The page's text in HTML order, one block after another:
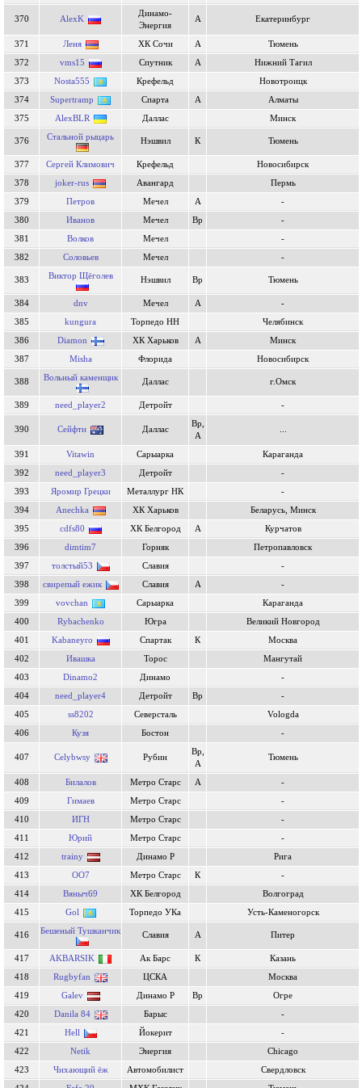
370 AlexK
Динамо-
Энергия
А Екатеринбург
371 Леня ХК Сочи А
Тюмень
372
vms15 Спутник А
Нижний Тагил
373
Nosta555 Крефельд
Новотроицк
374
Supertramp Спарта А
Алматы
375
AlexBLR Даллас Минск
376 Стальной рыцарь Нэшвил К Тюмень
377 Сергей Климович Крефельд
Новосибирск
378
joker-rus Авангард
Пермь
379
Петров Мечел А
-
380
Иванов Мечел Вр
-
381
Волков Мечел
-
382
Соловьев Мечел -
383 Виктор Щёголев Нэшвил Вр Тюмень
384 dnv Мечел А
-
385
kungura Торпедо НН
Челябинск
386
Diamon ХК Харьков А
Минск
387
Misha Флорида Новосибирск
388 Вольный каменщик Даллас г.Омск
389 need_player2 Детройт -
390 Сейфти Даллас
Вр,
А
391 Vitawin Сарыарка
Караганда
392
need_player3 Детройт
-
393
Яромир Грецки Металлург НК
-
394
Anechka ХК Харьков
Беларусь, Минск
395
cdfs80 ХК Белгород А
Курчатов
396
dimtim7 Горняк
Петропавловск
397
толстый53 Славия
-
398
свирепый ежик Славия А
-
399
vovchan Сарыарка
Караганда
400
Rybachenko Югра
Великий Новгород
401
Kabaneyro Спартак К
Москва
402
Ивaшка Торос
Мангутай
403
Dinamo2 Динамо
-
404
need_player4 Детройт Вр
-
405
ss8202 Северсталь
Vologda
406
Кузя Бостон -
407 Celybwsy Рубин
Вр,
А
Тюмень
408 Билалов Метро Старс А
-
409
Гимаев Метро Старс
-
410
ИГН Метро Старс
-
411
Юрий Метро Старс
-
412
trainy Динамо Р
Рига
413
OO7 Метро Старс К
-
414
Вяныч69 ХК Белгород
Волгоград
415
Gol Торпедо УКа Усть-Каменогорск
416 Бешеный Тушканчик Славия А Питер
417 AKBARSIK Ак Барс К
Казань
418
Rugbyfan ЦСКА
Москва
419
Galev Динамо Р Вр
Огре
420
Danila 84 Барыс
-
421
Hell Йокерит
-
422
Netik Энергия
Chicago
423
Чихающий ёж Автомобилист
Свердловск